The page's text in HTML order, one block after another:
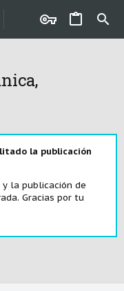
la publicación
la publicación de
Gracias por tu